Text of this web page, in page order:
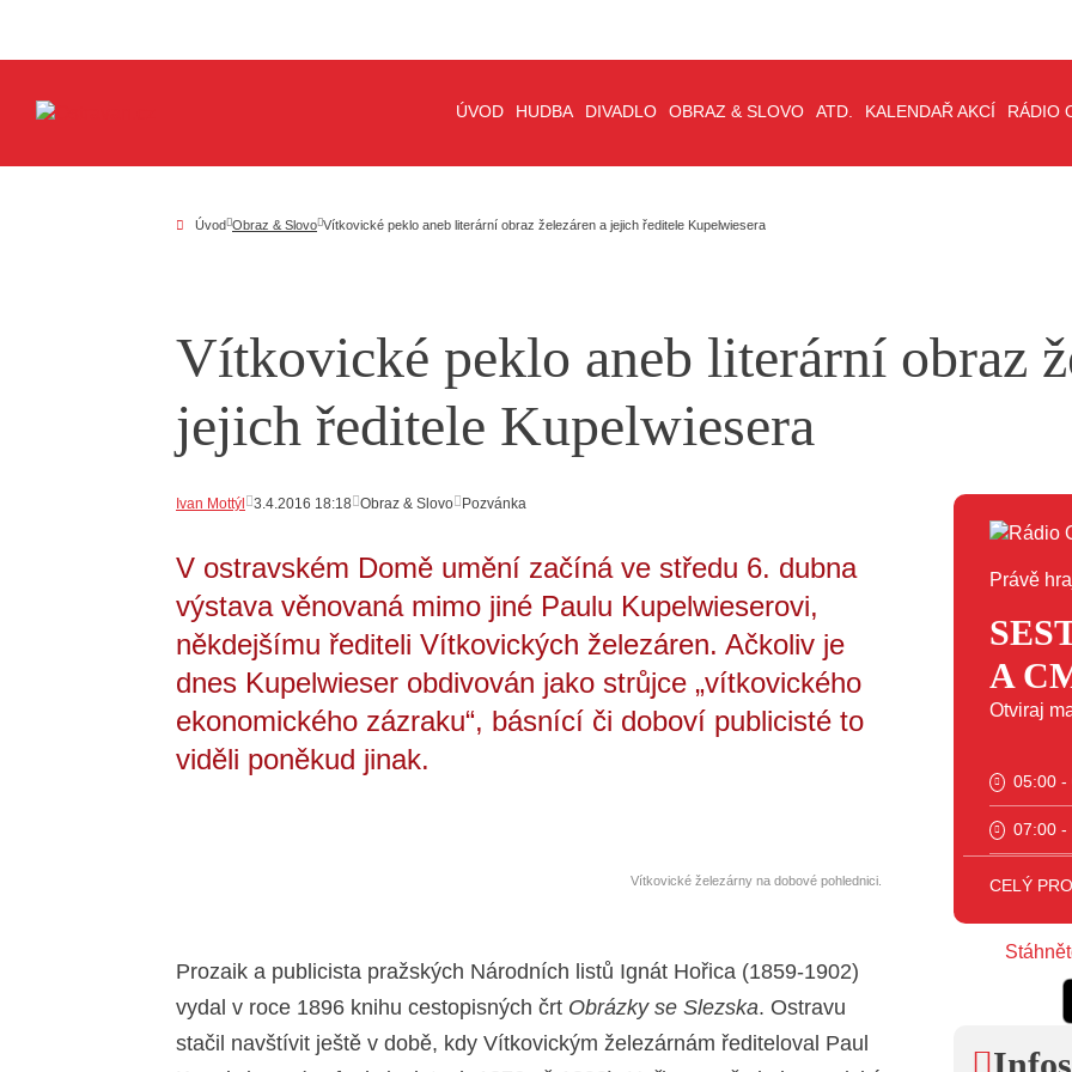
ÚVOD HUDBA DIVADLO OBRAZ & SLOVO ATD. KALENDAŘ AKCÍ RÁDIO
Úvod Obraz & Slovo Vítkovické peklo aneb literární obraz železáren a jejich ředitele Kupelwiesera
Vítkovické peklo aneb literární obraz
jejich ředitele Kupelwiesera
Ivan Mottýl 3.4.2016 18:18 Obraz & Slovo Pozvánka
V ostravském Domě umění začíná ve středu 6. dubna
výstava věnovaná mimo jiné Paulu Kupelwieserovi,
někdejšímu řediteli Vítkovických železáren. Ačkoliv je
dnes Kupelwieser obdivován jako strůjce „vítkovického
ekonomického zázraku“, básnící či doboví publicisté to
viděli poněkud jinak.
Vítkovické železárny na dobové pohlednici.
Prozaik a publicista pražských Národních listů Ignát Hořica (1859-1902)
vydal v roce 1896 knihu cestopisných črt Obrázky se Slezska. Ostravu
stačil navštívit ještě v době, kdy Vítkovickým železárnám řediteloval Paul
Právě
A
Otviraj
05:00 -
07:00 -
11:00 -
12:00 -
14:00
CELÝ